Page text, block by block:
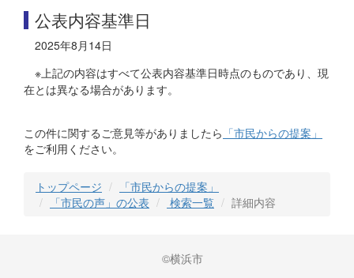
公表内容基準日
2025年8月14日
※上記の内容はすべて公表内容基準日時点のものであり、現
在とは異なる場合があります。
この件に関するご意見等がありましたら 「市民からの提案」
をご利用ください。
トップページ
「市民からの提案」
「市民の声」の公表
検索一覧 詳細内容
©横浜市